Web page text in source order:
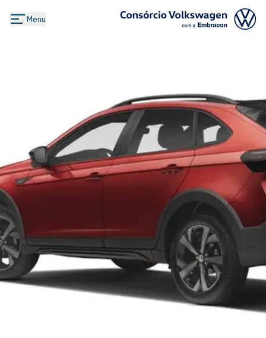
Menu
Logo Consórcio Volkswagen com